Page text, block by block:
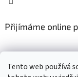
Tento web používá
Přijímáme online